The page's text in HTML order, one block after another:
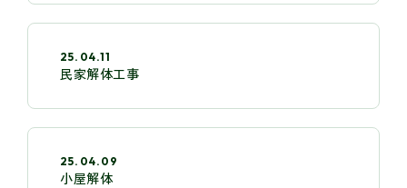
25.04.11
民家解体工事
25.04.09
小屋解体